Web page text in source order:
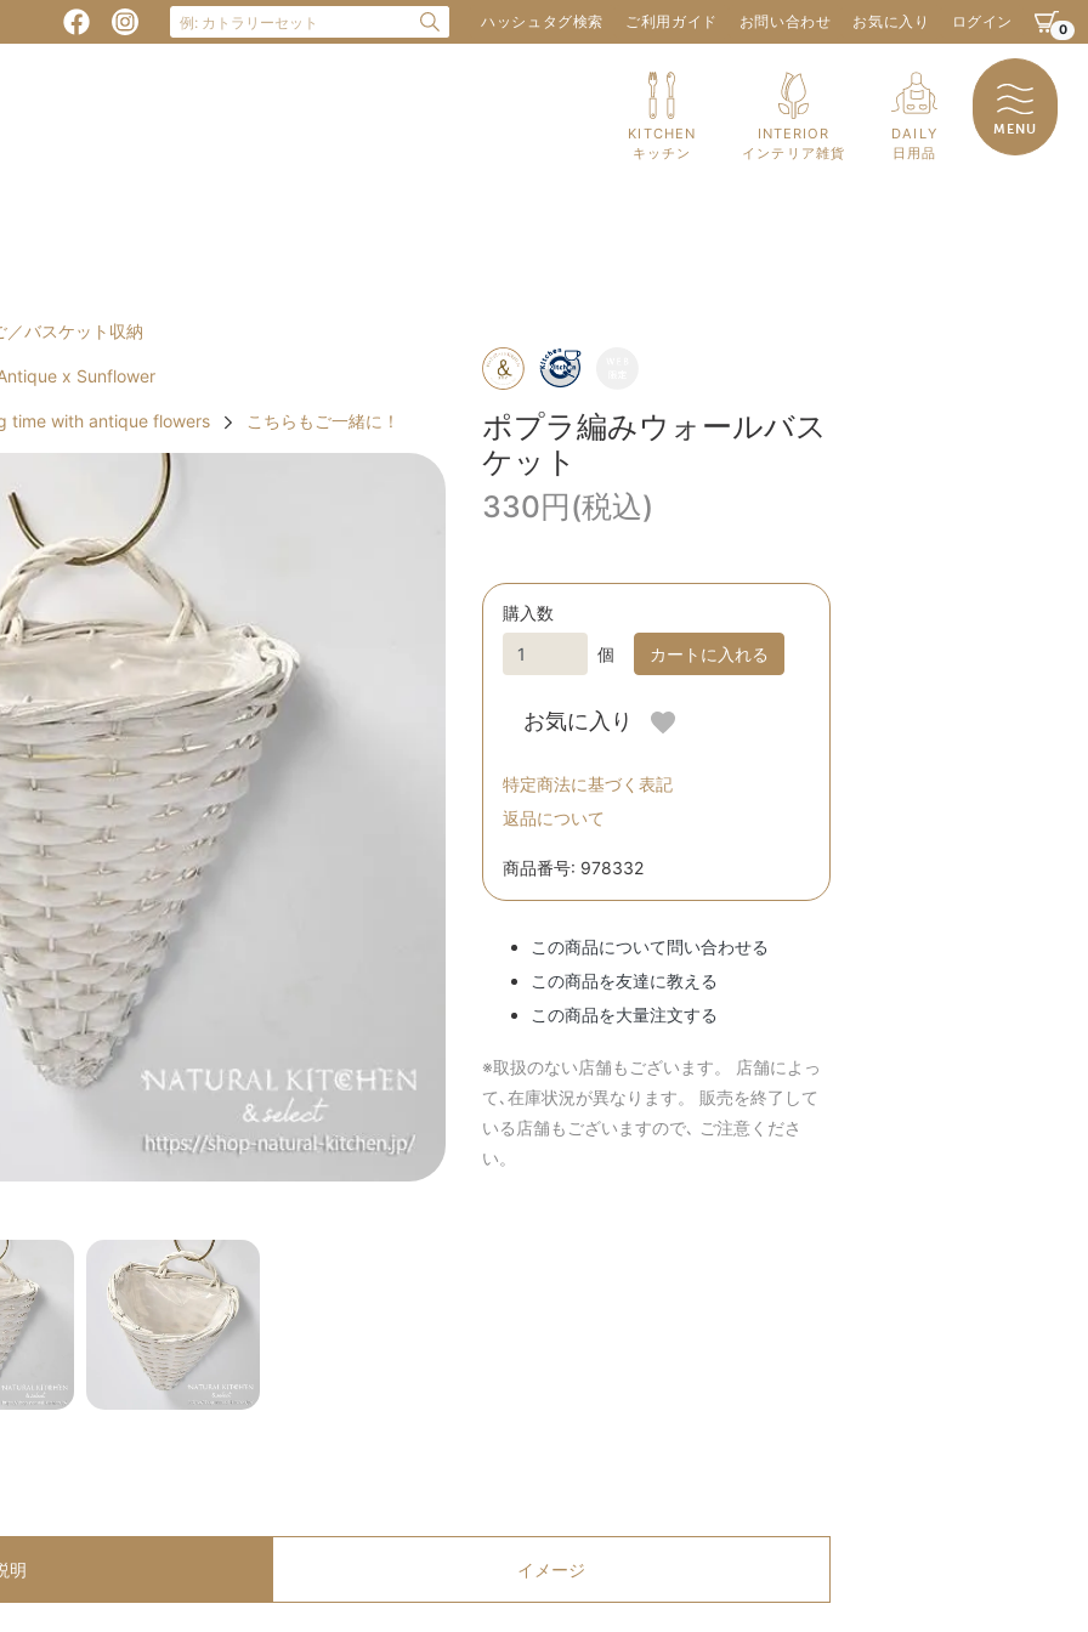
ハッシュタグ検索 ご利用ガイド お問い合わせ お気に入り ログイン 0
KITCHEN
キッチン
INTERIOR
インテリア雑貨
DAILY
日用品
MENU
／バスケット収納
x Sunflower
time with antique flowers こちらもご一緒に！
ポプラ編みウォールバス
ケット
330円(税込)
購入数
個
カートに入れる
お気に入り
特定商法に基づく表記
返品について
商品番号: 978332
この商品について問い合わせる
この商品を友達に教える
この商品を大量注文する
※取扱のない店舗もございます。 店舗によっ
て､在庫状況が異なります。 販売を終了して
いる店舗もございますので､ ご注意くださ
い。
明 イメージ